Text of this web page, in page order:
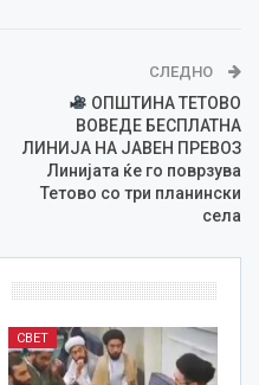
СЛЕДНО
ОПШТИНА ТЕТОВО
ВОВЕДЕ БЕСПЛАТНА
ЛИНИЈА НА ЈАВЕН ПРЕВОЗ
Линијата ќе го поврзува
Тетово со три планински
села
СВЕТ